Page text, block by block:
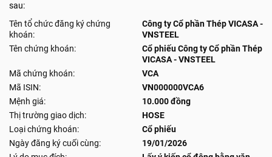
sau:
Tên tổ chức đăng ký chứng
khoán:
Công ty Cổ phần Thép VICASA -
VNSTEEL
Tên chứng khoán:
Cổ phiếu Công ty Cổ phần Thép
VICASA - VNSTEEL
Mã chứng khoán:
VCA
Mã ISIN:
VN000000VCA6
Mệnh giá:
10.000 đồng
Thị trường giao dịch:
HOSE
Loại chứng khoán:
Cổ phiếu
Ngày đăng ký cuối cùng:
19/01/2026